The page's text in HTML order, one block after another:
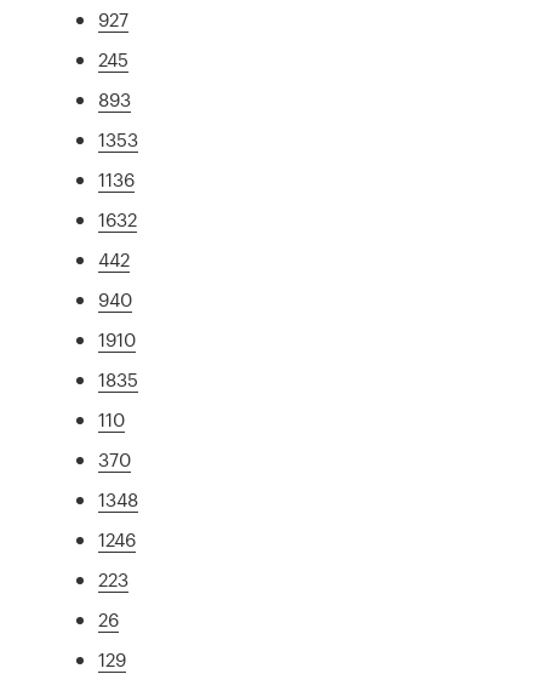
927
245
893
1353
1136
1632
442
940
1910
1835
110
370
1348
1246
223
26
129